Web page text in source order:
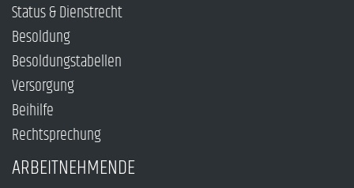
Status & Dienstrecht
Besoldung
Besoldungstabellen
Versorgung
Beihilfe
Rechtsprechung
ARBEITNEHMENDE